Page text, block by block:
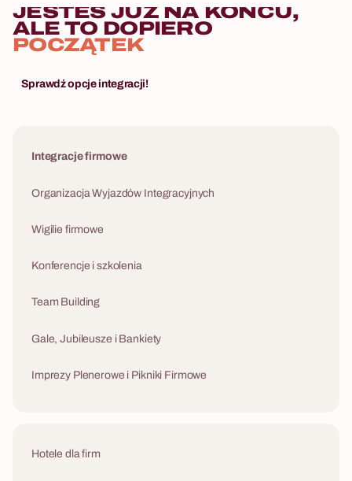
JESTEŚ JUŻ NA KOŃCU,
ALE TO DOPIERO
POCZĄTEK
Sprawdź opcje integracji!
Integracje firmowe
Organizacja Wyjazdów Integracyjnych
Wigilie firmowe
Konferencje i szkolenia
Team Building
Gale, Jubileusze i Bankiety
Imprezy Plenerowe i Pikniki Firmowe
Hotele dla firm